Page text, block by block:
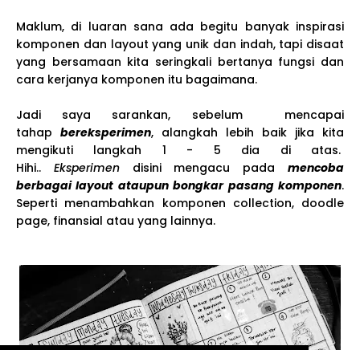
Maklum, di luaran sana ada begitu banyak inspirasi
komponen dan layout yang unik dan indah, tapi disaat
yang bersamaan kita seringkali bertanya fungsi dan
cara kerjanya komponen itu bagaimana.
Jadi saya sarankan, sebelum mencapai
tahap bereksperimen, alangkah lebih baik jika kita
mengikuti langkah 1 - 5 dia di atas.
Hihi.. Eksperimendisini mengacu padamencoba
berbagai layout ataupun bongkar pasang komponen.
Seperti menambahkan komponen collection, doodle
page, finansial atau yang lainnya.